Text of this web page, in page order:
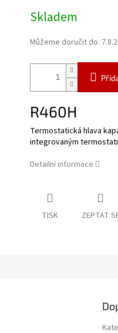
cena:
Skladem
Můžeme doručit do:
R460H
Termostatická hlava
integrovaným
Detailní informace
TISK ZEPTAT